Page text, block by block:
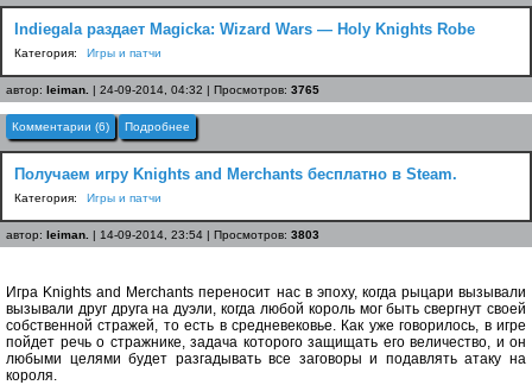
Indiegala раздает Magicka: Wizard Wars — Holy Knights Robe
Категория: Игры и патчи
автор: leiman. | 24-09-2014, 04:32 | Просмотров: 3765
Комментарии (6) Подробнее
Получаем игру Knights and Merchants бесплатно в Steam.
Категория: Игры и патчи
автор: leiman. | 14-09-2014, 23:54 | Просмотров: 3803
Игра Knights and Merchants переносит нас в эпоху, когда рыцари вызывали
вызывали друг друга на дуэли, когда любой король мог быть свергнут своей
собственной стражей, то есть в средневековье. Как уже говорилось, в игре
пойдет речь о стражнике, задача которого защищать его величество, и он
любыми целями будет разгадывать все заговоры и подавлять атаку на
короля.